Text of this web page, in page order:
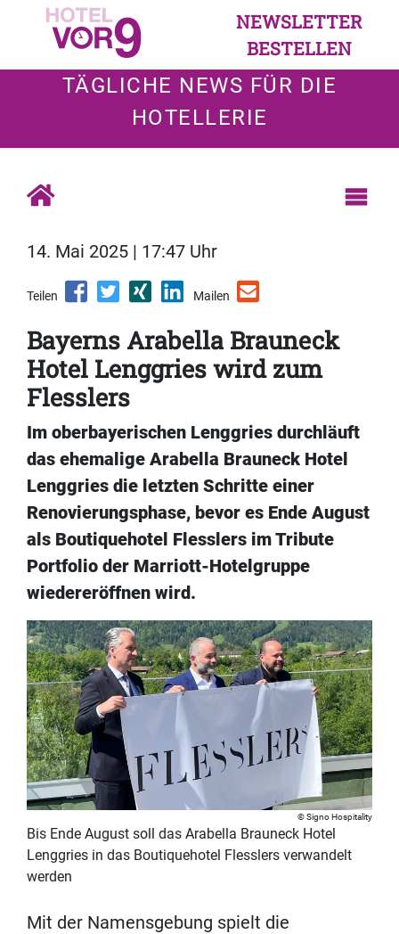
NEWSLETTER
BESTELLEN
TÄGLICHE NEWS FÜR DIE
HOTELLERIE
14. Mai 2025 | 17:47 Uhr
Teilen Mailen
Bayerns Arabella Brauneck
Hotel Lenggries wird zum
Flesslers
Im oberbayerischen Lenggries durchläuft
das ehemalige Arabella Brauneck Hotel
Lenggries die letzten Schritte einer
Renovierungsphase, bevor es Ende August
als Boutiquehotel Flesslers im Tribute
Portfolio der Marriott-Hotelgruppe
wiedereröffnen wird.
Signo Hospitality
Bis Ende August soll das Arabella Brauneck Hotel
Lenggries in das Boutiquehotel Flesslers verwandelt
werden
Mit der Namensgebung spielt die